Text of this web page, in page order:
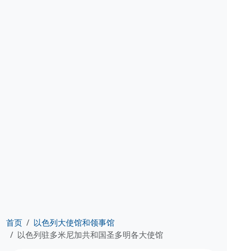
首页
以色列大使馆和领事馆
以色列驻多米尼加共和国圣多明各大使馆